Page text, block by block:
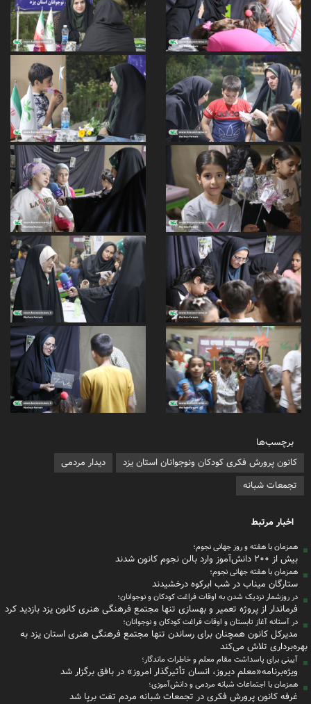
برچسب‌ها
کانون پرورش فکری کودکان ونوجوانان استان یزد
دیدار مردمی
تجمعات شبانه
اخبار مرتبط
همزمان با هفته و روز جهانی نجوم؛
بیش از ۲۰۰ دانش‌آموز وارد بالن نجوم کانون شدند
همزمان با هفته جهانی نجوم؛
ستارگان میناب در شب ابرکوه درخشیدند
در روزشمار نزدیک شدن به اوقات فراغت کودکان و نوجوانان؛
فرماندار از پروژه تعمیر و بهسازی تنها مجتمع فرهنگی هنری کانون یزد بازدید کرد
در آستانه آغاز تابستان و اوقات فراغت کودکان و نوجوانان؛
مدیرکل کانون همچنان برای رساندن تنها مجتمع فرهنگی هنری استان یزد به
بهره‌برداری تلاش می‌کند
آیینی برای پاسداشت مقام معلم و خاطرات ماندگار؛
ویژه‌برنامه«معلم دیروز، انسان تأثیرگذار امروز» در بافق برگزار شد
همزمان با اجتماعات شبانه مردمی و دانش‌آموزی؛
غرفه کانون پرورش فکری در تجمعات شبانه مردم تفت برپا شد